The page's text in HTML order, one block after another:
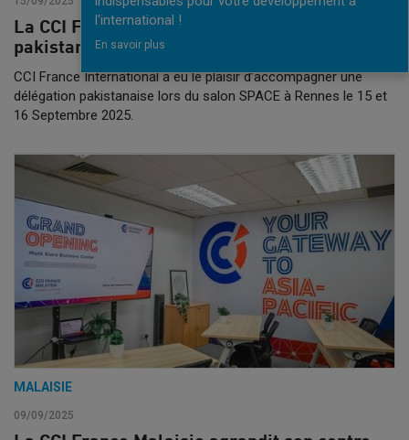
La CCI France International et la délégation
pakistanaise au salon SPACE de Rennes
CCI France International a eu le plaisir d’accompagner une
délégation pakistanaise lors du salon SPACE à Rennes le 15 et
16 Septembre 2025.
MALAISIE
09/09/2025
l'international !
En savoir plus